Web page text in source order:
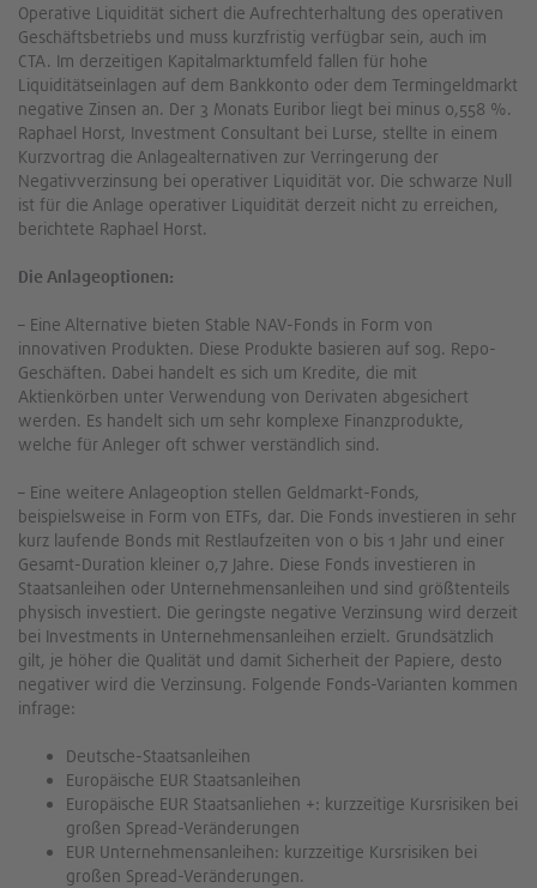
Operative Liquidität sichert die Aufrechterhaltung des operativen
Geschäftsbetriebs und muss kurzfristig verfügbar sein, auch im
CTA. Im derzeitigen Kapitalmarktumfeld fallen für hohe
Liquiditätseinlagen auf dem Bankkonto oder dem Termingeldmarkt
negative Zinsen an. Der 3 Monats Euribor liegt bei minus 0,558 %.
Raphael Horst, Investment Consultant bei Lurse, stellte in einem
Kurzvortrag die Anlagealternativen zur Verringerung der
Negativverzinsung bei operativer Liquidität vor. Die schwarze Null
ist für die Anlage operativer Liquidität derzeit nicht zu erreichen,
berichtete Raphael Horst.
Die Anlageoptionen:
– Eine Alternative bieten Stable NAV-Fonds in Form von
innovativen Produkten. Diese Produkte basieren auf sog. Repo-
Geschäften. Dabei handelt es sich um Kredite, die mit
Aktienkörben unter Verwendung von Derivaten abgesichert
werden. Es handelt sich um sehr komplexe Finanzprodukte,
welche für Anleger oft schwer verständlich sind.
– Eine weitere Anlageoption stellen Geldmarkt-Fonds,
beispielsweise in Form von ETFs, dar. Die Fonds investieren in sehr
kurz laufende Bonds mit Restlaufzeiten von 0 bis 1 Jahr und einer
Gesamt-Duration kleiner 0,7 Jahre. Diese Fonds investieren in
Staatsanleihen oder Unternehmensanleihen und sind größtenteils
physisch investiert. Die geringste negative Verzinsung wird derzeit
bei Investments in Unternehmensanleihen erzielt. Grundsätzlich
gilt, je höher die Qualität und damit Sicherheit der Papiere, desto
negativer wird die Verzinsung. Folgende Fonds-Varianten kommen
infrage:
Deutsche-Staatsanleihen
Europäische EUR Staatsanleihen
Europäische EUR Staatsanliehen +: kurzzeitige Kursrisiken bei
großen Spread-Veränderungen
EUR Unternehmensanleihen: kurzzeitige Kursrisiken bei
großen Spread-Veränderungen.